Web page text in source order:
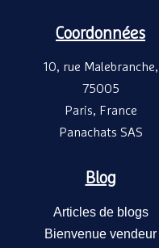
Coordonnées
10, rue Malebranche,
75005
Paris, France
Panachats SAS
Blog
Articles de blogs
Bienvenue vendeur